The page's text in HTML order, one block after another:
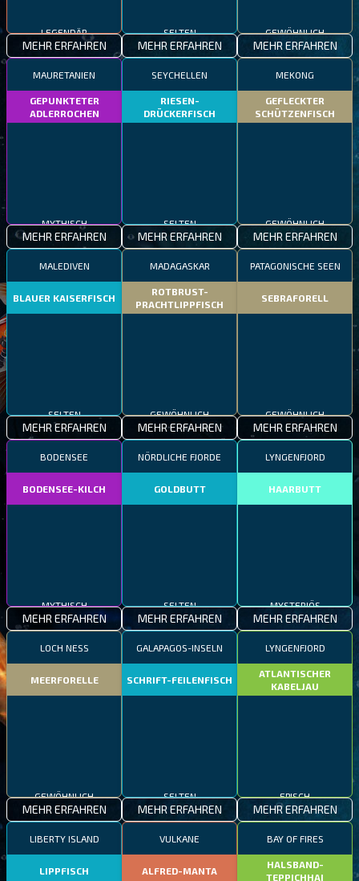
MEHR ERFAHREN MEHR ERFAHREN MEHR ERFAHREN
MAURETANIEN
GEPUNKTETER
ADLERROCHEN
MEHR ERFAHREN
SEYCHELLEN
RIESEN-
DRÜCKERFISCH
MEHR ERFAHREN
MEKONG
GEFLECKTER
SCHÜTZENFISCH
MEHR ERFAHREN
MALEDIVEN
BLAUER KAISERFISCH
MEHR ERFAHREN
MADAGASKAR
ROTBRUST-
PRACHTLIPPFISCH
MEHR ERFAHREN
PATAGONISCHE SEEN
SEBRAFORELL
MEHR ERFAHREN
BODENSEE
BODENSEE-KILCH
MEHR ERFAHREN
NÖRDLICHE FJORDE
GOLDBUTT
MEHR ERFAHREN
LYNGENFJORD
HAARBUTT
MEHR ERFAHREN
LOCH NESS
MEERFORELLE
MEHR ERFAHREN
GALAPAGOS-INSELN
SCHRIFT-FEILENFISCH
MEHR ERFAHREN
LYNGENFJORD
ATLANTISCHER
KABELJAU
MEHR ERFAHREN
LIBERTY ISLAND
LIPPFISCH
VULKANE
ALFRED-MANTA
BAY OF FIRES
HALSBAND-
TEPPICHHAI